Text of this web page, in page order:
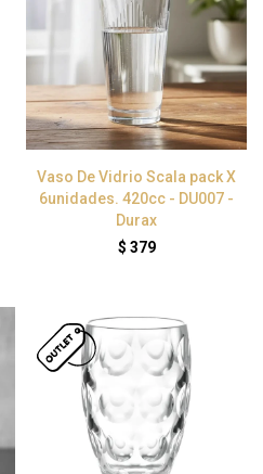
Vaso De Vidrio Scala pack X
6unidades. 420cc - DU007 -
Durax
$ 379